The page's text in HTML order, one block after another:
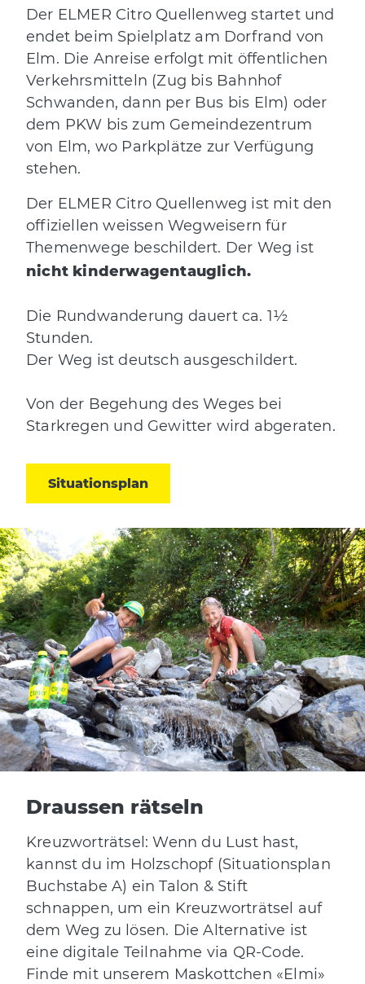
Der ELMER Citro Quellenweg startet und
endet beim Spielplatz am Dorfrand von
Elm. Die Anreise erfolgt mit öffentlichen
Verkehrsmitteln (Zug bis Bahnhof
Schwanden, dann per Bus bis Elm) oder
dem PKW bis zum Gemeindezentrum
von Elm, wo Parkplätze zur Verfügung
stehen.
Der ELMER Citro Quellenweg ist mit den
offiziellen weissen Wegweisern für
Themenwege beschildert. Der Weg ist
nicht kinderwagentauglich.
Die Rundwanderung dauert ca. 1½
Stunden.
Der Weg ist deutsch ausgeschildert.
Von der Begehung des Weges bei
Starkregen und Gewitter wird abgeraten.
Situationsplan
Draussen rätseln
Kreuzworträtsel: Wenn du Lust hast,
kannst du im Holzschopf (Situationsplan
Buchstabe A) ein Talon & Stift
schnappen, um ein Kreuzworträtsel auf
dem Weg zu lösen. Die Alternative ist
eine digitale Teilnahme via QR-Code.
Finde mit unserem Maskottchen «Elmi»